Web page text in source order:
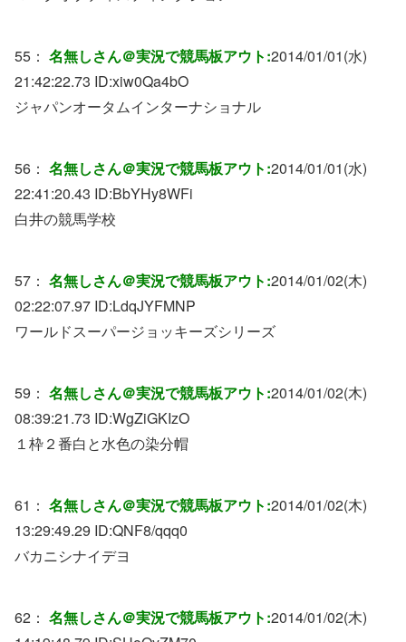
55： 名無しさん＠実況で競馬板アウト:2014/01/01(水)
21:42:22.73 ID:xiw0Qa4bO
ジャパンオータムインターナショナル
56： 名無しさん＠実況で競馬板アウト:2014/01/01(水)
22:41:20.43 ID:BbYHy8WFi
白井の競馬学校
57： 名無しさん＠実況で競馬板アウト:2014/01/02(木)
02:22:07.97 ID:LdqJYFMNP
ワールドスーパージョッキーズシリーズ
59： 名無しさん＠実況で競馬板アウト:2014/01/02(木)
08:39:21.73 ID:WgZiGKIzO
１枠２番白と水色の染分帽
61： 名無しさん＠実況で競馬板アウト:2014/01/02(木)
13:29:49.29 ID:QNF8/qqq0
バカニシナイデヨ
62： 名無しさん＠実況で競馬板アウト:2014/01/02(木)